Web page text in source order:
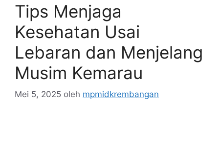
Tips Menjaga
Kesehatan Usai
Lebaran dan Menjelang
Musim Kemarau
Mei 5, 2025 oleh mpmidkrembangan